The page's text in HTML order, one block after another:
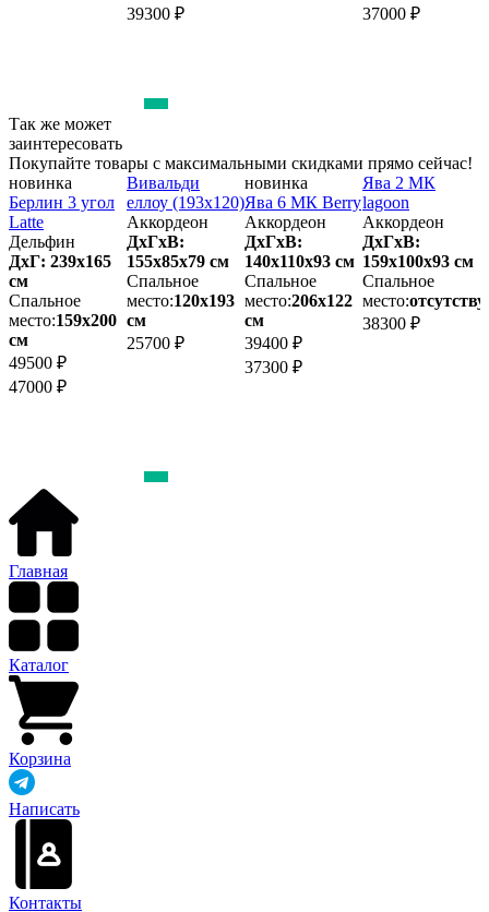
39300 ₽
37000 ₽
Так же может
заинтересовать
Покупайте товары с максимальными скидками прямо сейчас!
новинка
Берлин 3 угол
Latte
Дельфин
ДхГ: 239х165
см
Спальное
место:159х200
см
49500 ₽
47000 ₽
Вивальди
еллоу (193х120)
Аккордеон
ДхГхВ:
155х85x79 см
Спальное
место:120х193
см
25700 ₽
новинка
Ява 6 МК Berry
Аккордеон
ДхГхВ:
140х110x93 см
Спальное
место:206х122
см
39400 ₽
37300 ₽
Ява 2 МК
lagoon
Аккордеон
ДхГхВ:
159х100x93 см
Спальное
место:
38300 ₽
Главная
Каталог
Корзина
Написать
Контакты